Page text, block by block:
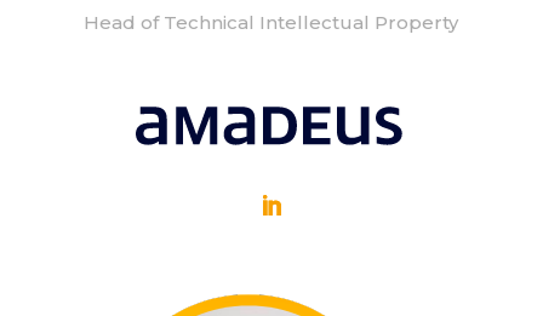
Head of Technical Intellectual Property